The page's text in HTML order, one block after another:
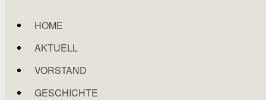
HOME
AKTUELL
VORSTAND
GESCHICHTE